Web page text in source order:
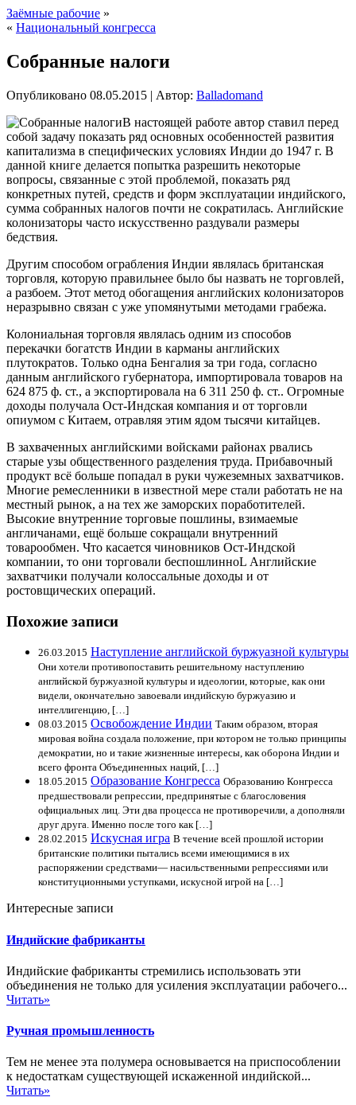
Заёмные рабочие »
« Национальный конгресса
Собранные налоги
Опубликовано 08.05.2015 | Автор: Balladomand
В настоящей работе автор ставил перед
собой задачу показать ряд основных особенностей развития
капитализма в специфических условиях Индии до 1947 г. В
данной книге делается попытка разрешить некоторые
вопросы, связанные с этой проблемой, показать ряд
конкретных путей, средств и форм эксплуатации индийского,
сумма собранных налогов почти не сократилась. Английские
колонизаторы часто искусственно раздували размеры
бедствия.
Другим способом ограбления Индии являлась британская
торговля, которую правильнее было бы назвать не торговлей,
а разбоем. Этот метод обогащения английских колонизаторов
неразрывно связан с уже упомянутыми методами грабежа.
Колониальная торговля являлась одним из способов
перекачки богатств Индии в карманы английских
плутократов. Только одна Бенгалия за три года, согласно
данным английского губернатора, импортировала товаров на
624 875 ф. ст., а экспортировала на 6 311 250 ф. ст.. Огромные
доходы получала Ост-Индская компания и от торговли
опиумом с Китаем, отравляя этим ядом тысячи китайцев.
В захваченных английскими войсками районах рвались
старые узы общественного разделения труда. Прибавочный
продукт всё больше попадал в руки чужеземных захватчиков.
Многие ремесленники в известной мере стали работать не на
местный рынок, а на тех же заморских поработителей.
Высокие внутренние торговые пошлины, взимаемые
англичанами, ещё больше сокращали внутренний
товарообмен. Что касается чиновников Ост-Индской
компании, то они торговали беспошлинноL Английские
захватчики получали колоссальные доходы и от
ростовщических операций.
Похожие записи
26.03.2015 Наступление английской буржуазной культуры
Они хотели противопоставить решительному наступлению
английской буржуазной культуры и идеологии, которые, как они
видели, окончательно завоевали индийскую буржуазию и
интеллигенцию, […]
08.03.2015 Освобождение Индии Таким образом, вторая
мировая война создала положение, при котором не только принципы
демократии, но и такие жизненные интересы, как оборона Индии и
всего фронта Объединенных наций, […]
18.05.2015 Образование Конгресса Образованию Конгресса
предшествовали репрессии, предпринятые с благословения
официальных лиц. Эти два процесса не противоречили, а дополняли
друг друга. Именно после того как […]
28.02.2015 Искусная игра В течение всей прошлой истории
британские политики пытались всеми имеющимися в их
распоряжении средствами— насильственными репрессиями или
конституционными уступками, искусной игрой на […]
Интересные записи
Индийские фабриканты
Индийские фабриканты стремились использовать эти
объединения не только для усиления эксплуатации рабочего...
Читать»
Ручная промышленность
Тем не менее эта полумера основывается на приспособлении
к недостаткам существующей искаженной индийской...
Читать»